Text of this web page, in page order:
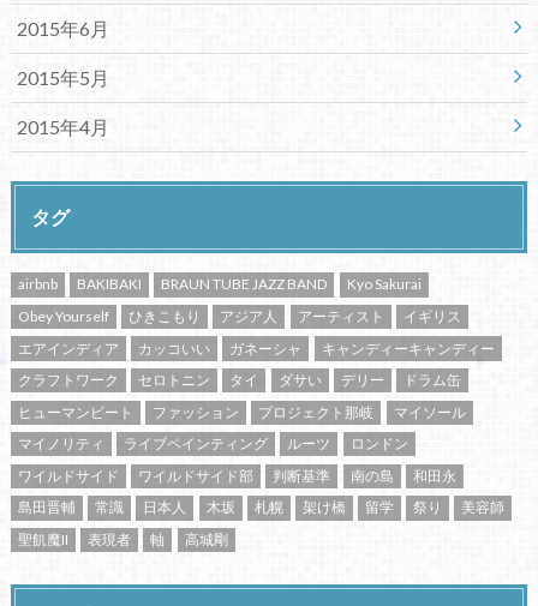
2015年6月
2015年5月
2015年4月
タグ
airbnb BAKIBAKI BRAUN TUBE JAZZ BAND
Kyo Sakurai
Obey Yourself
ひきこもり アジア人 アーティスト
イギリス
エアインディア
カッコいい ガネーシャ
キャンディーキャンディー
クラフトワーク
セロトニン タイ ダサい デリー
ドラム缶
ヒューマンビート
ファッション プロジェクト那岐
マイソール
マイノリティ
ライブペインティング ルーツ
ロンドン
ワイルドサイド
ワイルドサイド部 判断基準 南の島
和田永
島田晋輔
常識 日本人 木坂 札幌 架け橋 留学 祭り
美容師
聖飢魔II
表現者 軸 高城剛